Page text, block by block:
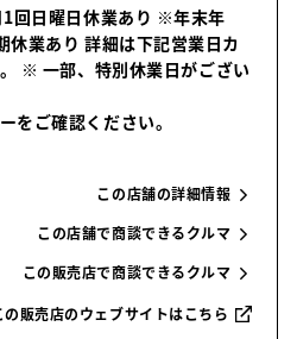
回日曜日休業あり ※年末年
休業あり 詳細は下記営業日カ
※ 一部、特別休業日がござい
をご確認ください。
この店舗の詳細情報
この店舗で商談できるクルマ
この販売店で商談できるクルマ
の販売店のウェブサイトはこちら